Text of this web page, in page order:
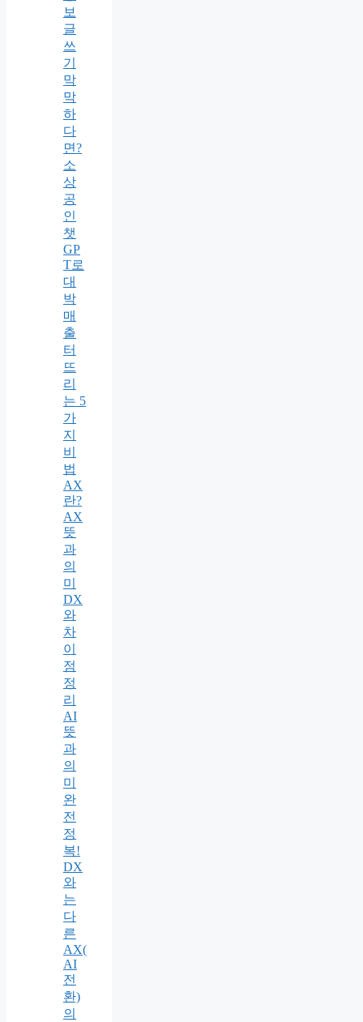
보
글
쓰
기
막
막
하
다
면?
소
상
공
인
챗
GP
T로
대
박
매
출
터
뜨
리
는 5
가
지
비
법
AX
란?
AX
뜻
과
의
미
DX
와
차
이
점
정
리
AI
뜻
과
의
미
완
전
정
복!
DX
와
는
다
른
AX(
AI
전
환)
의